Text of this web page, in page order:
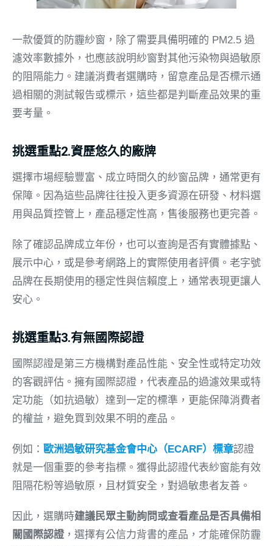
一款優質的防霾紗窗，除了需要具備明確的 PM2.5 過
濾效率數據外，也應該說明紗窗對其他污染物與過敏原
的阻隔能力。建議消費者選購時，留意產品是否標示通
過相關的測試報告或標示，這些都是判斷產品效果的重
要考量。
挑選重點2.資歷悠久的廠牌
選擇市場經驗豐富、成立時間久的紗窗品牌，通常更有
保障。因為這些品牌往往投入更多資源在研發、材料選
用與品質控管上，產品穩定性高，售後服務也更完善。
除了確認品牌成立年份，也可以查詢是否有實體據點、
展示中心，或是參考網路上的實際使用者評價。老字號
品牌在長期使用的穩定性與信賴度上，通常表現更讓人
安心。
挑選重點3.有無國際認證
國際認證是第三方機構對產品性能、安全性或特定功效
的客觀評估。擁有國際認證，代表產品的過濾效果或特
定功能（如抗過敏）達到一定的標準，更能保障消費者
的權益，避免買到效果不明的產品。
例如： 歐洲過敏研究基金會中心（ECARF）標章認證
就是一個重要的參考指標。獲得此認證代表紗窗能有效
阻隔花粉等過敏原，且材質安全，對過敏患者友善。
因此，選購時建議民眾主動詢問或查看產品是否具備相
關國際認證 ，選擇有公信力背書的產品，才能確保防霾